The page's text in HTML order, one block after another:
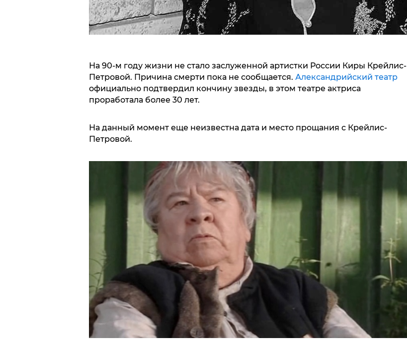
На 90-м году жизни не стало заслуженной артистки России Киры Крейлис-
Петровой. Причина смерти пока не сообщается. Александрийский театр
официально подтвердил кончину звезды, в этом театре актриса
проработала более 30 лет.
На данный момент еще неизвестна дата и место прощания с Крейлис-
Петровой.